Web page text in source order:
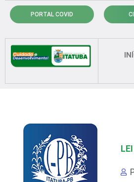
para
conteúdo
PORTAL COVID